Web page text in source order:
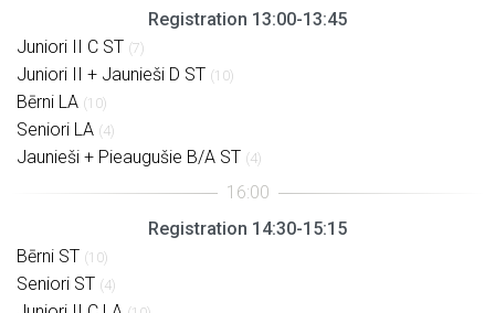
Registration 13:00-13:45
Juniori II C ST (7)
Juniori II + Jaunieši D ST (10)
Bērni LA (10)
Seniori LA (4)
Jaunieši + Pieaugušie B/A ST (4)
Registration 14:30-15:15
Bērni ST (10)
Seniori ST (4)